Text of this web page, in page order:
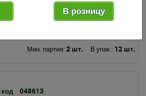
Мин. партия: 2 шт. В упак.: 12 шт.
код 048613
В розницу